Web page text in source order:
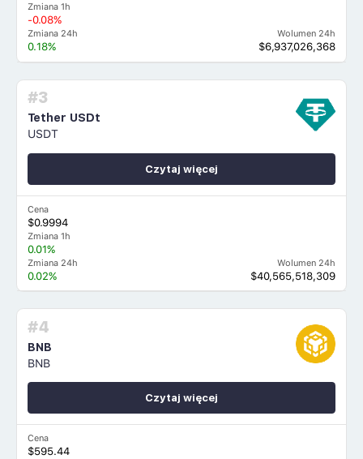
Zmiana 1h
-0.08%
Zmiana 24h
0.18%
Wolumen 24h
$6,937,026,368
#3
Tether USDt
USDT
Cena
$0.9994
Zmiana 1h
0.01%
Zmiana 24h
0.02%
Wolumen 24h
$40,565,518,309
Czytaj więcej
#4
BNB
BNB
Cena
$595.44
Czytaj więcej